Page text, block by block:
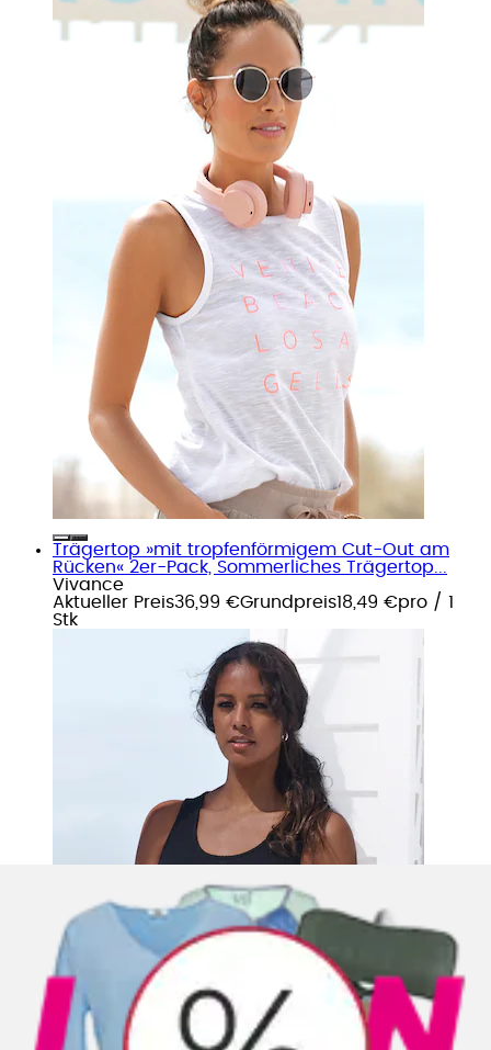
Trägertop »mit tropfenförmigem Cut-Out am
Rücken« 2er-Pack, Sommerliches Trägertop...
Vivance
Aktueller Preis36,99 €Grundpreis18,49 €pro / 1
Stk